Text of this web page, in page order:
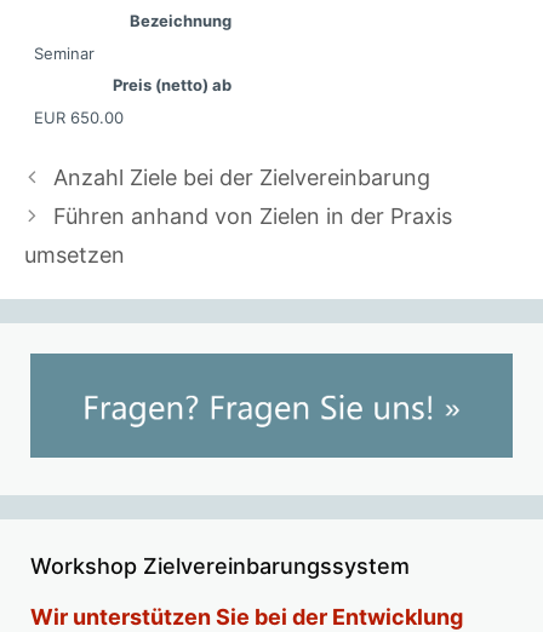
Bezeichnung
Seminar
Preis (netto) ab
EUR650.00
Anzahl Ziele bei der Zielvereinbarung
Führen anhand von Zielen in der Praxis
umsetzen
Workshop Zielvereinbarungssystem
Wir unterstützen Sie bei der Entwicklung